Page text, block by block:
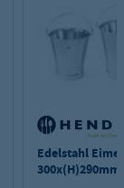
Edelstahl